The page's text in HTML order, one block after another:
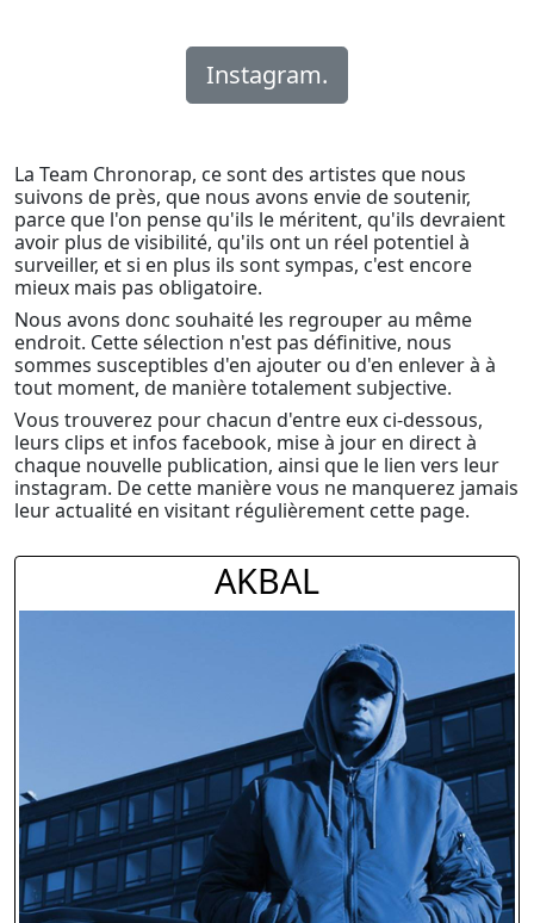
Instagram.
La Team Chronorap, ce sont des artistes que nous
suivons de près, que nous avons envie de soutenir,
parce que l'on pense qu'ils le méritent, qu'ils devraient
avoir plus de visibilité, qu'ils ont un réel potentiel à
surveiller, et si en plus ils sont sympas, c'est encore
mieux mais pas obligatoire.
Nous avons donc souhaité les regrouper au même
endroit. Cette sélection n'est pas définitive, nous
sommes susceptibles d'en ajouter ou d'en enlever à à
tout moment, de manière totalement subjective.
Vous trouverez pour chacun d'entre eux ci-dessous,
leurs clips et infos facebook, mise à jour en direct à
chaque nouvelle publication, ainsi que le lien vers leur
instagram. De cette manière vous ne manquerez jamais
leur actualité en visitant régulièrement cette page.
AKBAL